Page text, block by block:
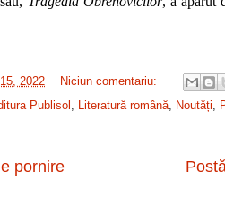
2022
Niciun comentariu:
Publisol , Literatură română, Noutăți,
pornire